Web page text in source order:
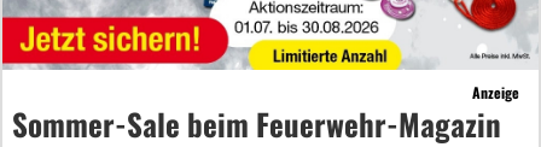
Anzeige
Sommer-Sale beim Feuerwehr-Magazin